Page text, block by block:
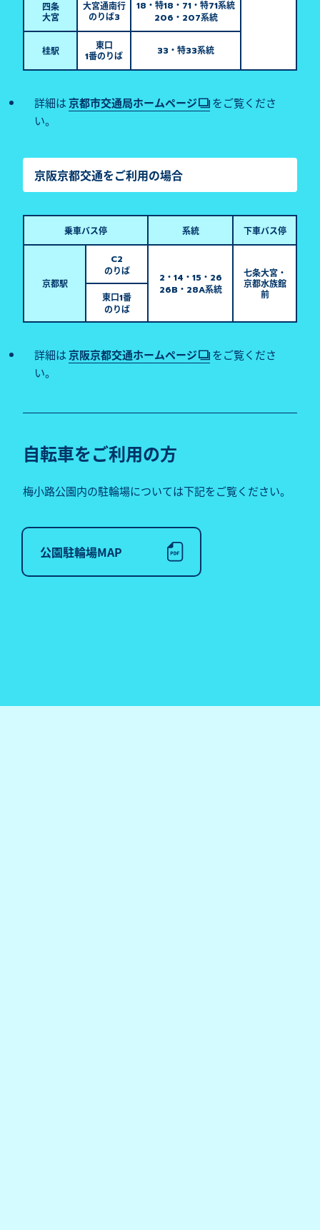
四条
大宮
大宮通南行
のりば3
18 ・特18 ・ 71 ・特71系統
206 ・ 207系統
桂駅 東口
1番のりば 33 ・特33系統
詳細は京都市交通局ホームページ
をご覧くださ
い。
京阪京都交通をご利用の場合
乗車バス停 系統 下車バス停
京都駅
C2
のりば
2 ・ 14 ・ 15 ・ 26
26B・ 28A系統
七条大宮・
京都水族館
前
東口1番
のりば
詳細は京阪京都交通ホームページ
をご覧くださ
い。
自転車をご利用の方
梅小路公園内の駐輪場については下記をご覧ください。
公園駐輪場MAP